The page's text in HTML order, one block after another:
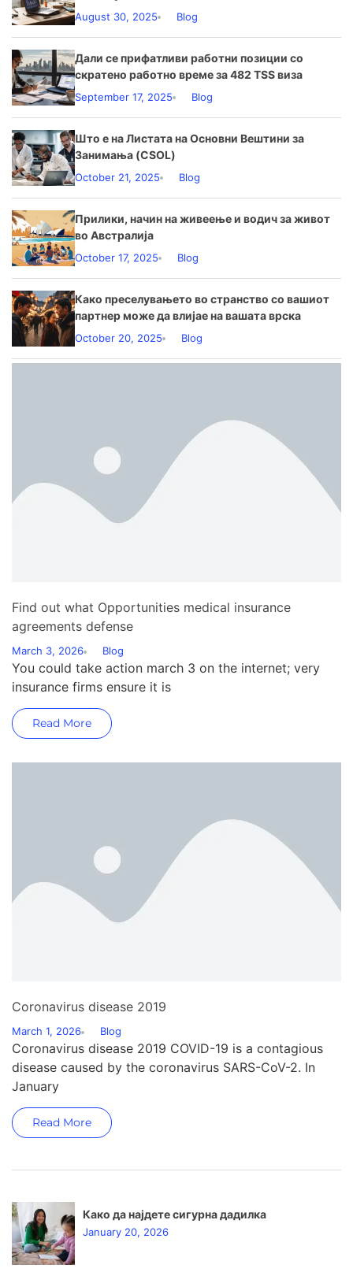
August 30, 2025 Blog
Дали се прифатливи работни позиции со
скратено работно време за 482 TSS виза
September 17, 2025 Blog
Што е на Листата на Основни Вештини за
Занимања (CSOL)
October 21, 2025 Blog
Прилики, начин на живеење и водич за живот
во Австралија
October 17, 2025 Blog
Како преселувањето во странство со вашиот
партнер може да влијае на вашата врска
October 20, 2025 Blog
Find out what Opportunities medical insurance
agreements defense
March 3, 2026 Blog
You could take action march 3 on the internet; very
insurance firms ensure it is
Read More
Coronavirus disease 2019
March 1, 2026 Blog
Coronavirus disease 2019 COVID-19 is a contagious
disease caused by the coronavirus SARS-CoV-2. In
January
Read More
Како да најдете сигурна дадилка
January 20, 2026